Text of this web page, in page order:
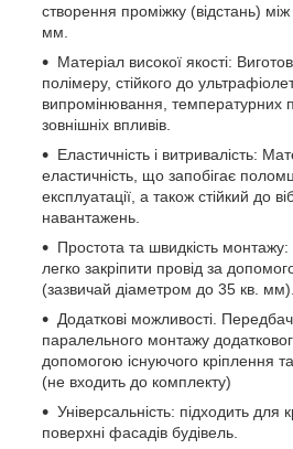
створення проміжку (відстань)
мм.
Матеріал високої якості:
полімеру, стійкого до
випромінювання, температурних
зовнішніх впливів.
Еластичність і витривалість:
еластичність, що запобігає
експлуатації, а також стійкий до
навантажень.
Простота та швидкість монтажу:
легко закріпити провід за
(зазвичай діаметром до 35 кв. мм).
Додаткові можливості.
паралельного монтажу
допомогою існуючого кріплення
(не входить до комплекту)
Універсальність: підходить для
поверхні фасадів будівель.